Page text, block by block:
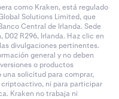
como Kraken, está regulado
Solutions Limited, que
Central de Irlanda. Sede
D02 R296, Irlanda. Haz clic en
divulgaciones pertinentes.
general y no deben
o productos
solicitud para comprar,
ni para participar
Kraken no trabaja ni